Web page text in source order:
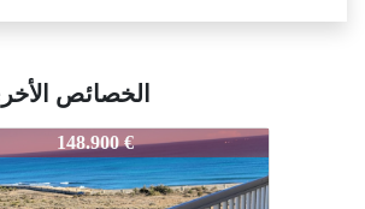
الخصائص
148.900 €
STS-5301 150.000 €